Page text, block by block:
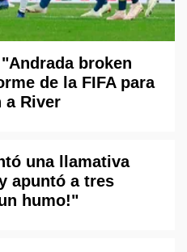
broken
de la FIFA para
a River
una llamativa
apuntó a tres
humo!"